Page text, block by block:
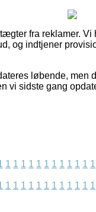
fra reklamer.
og indtjener
løbende, men
vi sidste gang
1 1 1 1 1 1 1 1 1 1 1 1
1 1 1 1 1 1 1 1 1 1 1 1